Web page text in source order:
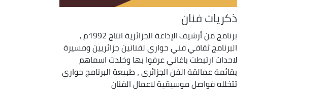
ذكريات فنان
برنامج من أرشيف الإذاعة الجزائرية انتاج 1992م ،
البرنامج ثقافي فني حواري لفنانين جزائريين ومسيرة
لاحداث ارتبطت باغاني عرفوا بها وخلدت اسماهم
بقائمة عمالقة الفن الجزائري ، طبيعة البرنامج حواري
تتخلله فواصل موسيقية لاعمال الفنان